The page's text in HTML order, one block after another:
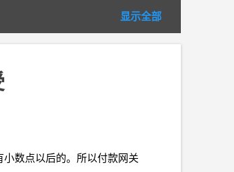
显示全部
小数点以后的。所以付款网关